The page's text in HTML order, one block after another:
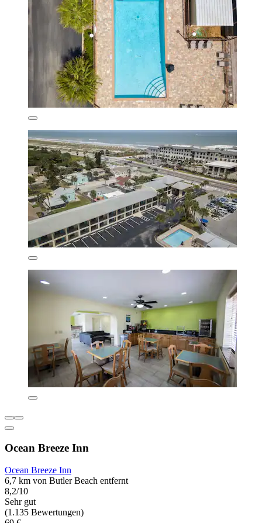
Ocean Breeze Inn
Ocean Breeze Inn
6,7 km von Butler Beach entfernt
8,2/10
Sehr gut
(1.135 Bewertungen)